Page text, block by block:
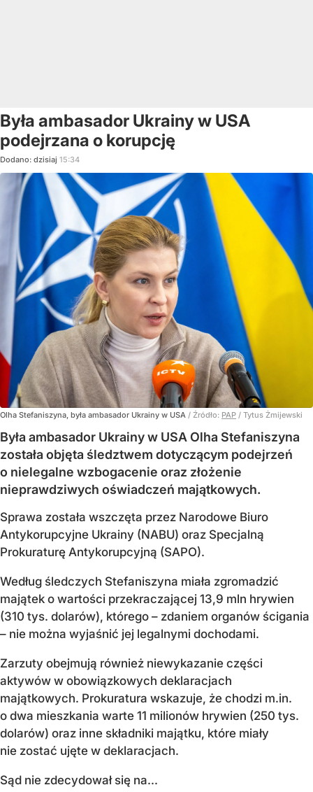
Była ambasador Ukrainy w USA
podejrzana o korupcję
Dodano: dzisiaj 15:34
Olha Stefaniszyna, była ambasador Ukrainy w USA / Źródło: PAP / Tytus Żmijewski
Była ambasador Ukrainy w USA Olha Stefaniszyna
została objęta śledztwem dotyczącym podejrzeń
o nielegalne wzbogacenie oraz złożenie
nieprawdziwych oświadczeń majątkowych.
Sprawa została wszczęta przez Narodowe Biuro
Antykorupcyjne Ukrainy (NABU) oraz Specjalną
Prokuraturę Antykorupcyjną (SAPO).
Według śledczych Stefaniszyna miała zgromadzić
majątek o wartości przekraczającej 13,9 mln hrywien
(310 tys. dolarów), którego – zdaniem organów ścigania
– nie można wyjaśnić jej legalnymi dochodami.
Zarzuty obejmują również niewykazanie części
aktywów w obowiązkowych deklaracjach
majątkowych. Prokuratura wskazuje, że chodzi m.in.
o dwa mieszkania warte 11 milionów hrywien (250 tys.
dolarów) oraz inne składniki majątku, które miały
nie zostać ujęte w deklaracjach.
Sąd nie zdecydował się na...